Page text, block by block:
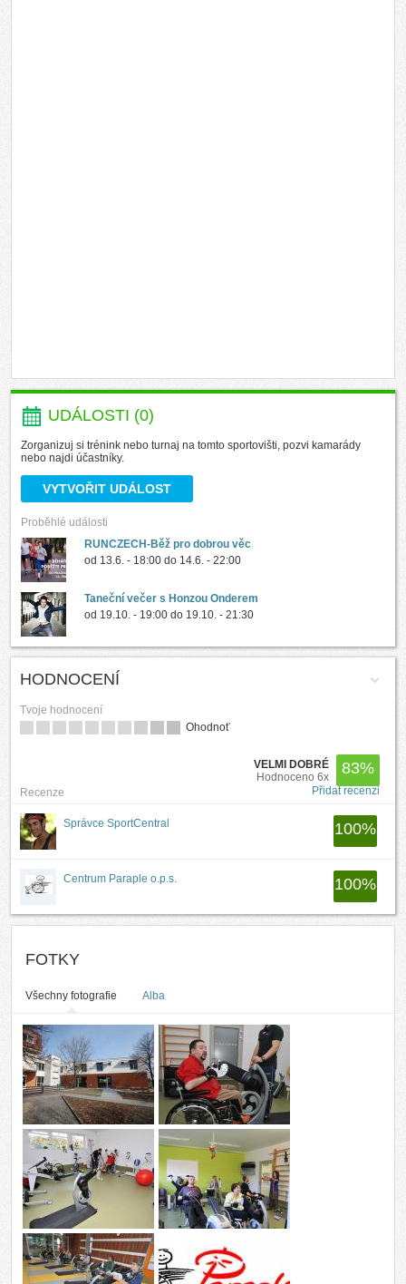
UDÁLOSTI (0)
Zorganizuj si trénink nebo turnaj na tomto sportovišti, pozvi kamarády
nebo najdi účastníky.
VYTVOŘIT UDÁLOST
Proběhlé události
RUNCZECH-Běž pro dobrou věc
od 13.6. - 18:00 do 14.6. - 22:00
Taneční večer s Honzou Onderem
od 19.10. - 19:00 do 19.10. - 21:30
HODNOCENÍ
Tvoje hodnocení
Ohodnoť
83%
VELMI DOBRÉ
Hodnoceno 6x
Recenze
Přidat recenzi
Správce SportCentral 100%
Centrum Paraple o.p.s. 100%
FOTKY
Všechny fotografie Alba